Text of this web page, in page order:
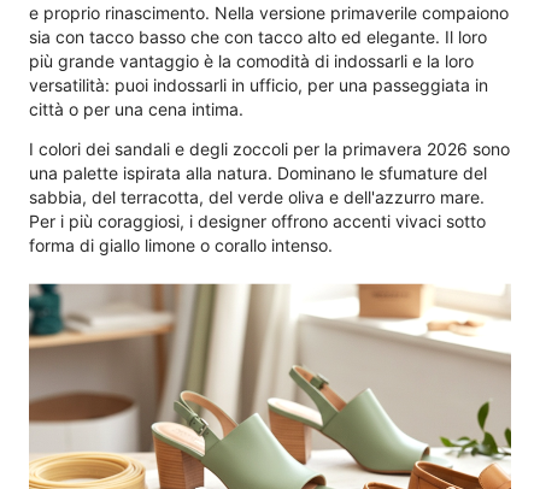
e proprio rinascimento. Nella versione primaverile compaiono
sia con tacco basso che con tacco alto ed elegante. Il loro
più grande vantaggio è la comodità di indossarli e la loro
versatilità: puoi indossarli in ufficio, per una passeggiata in
città o per una cena intima.
I colori dei sandali e degli zoccoli per la primavera 2026 sono
una palette ispirata alla natura. Dominano le sfumature del
sabbia, del terracotta, del verde oliva e dell'azzurro mare.
Per i più coraggiosi, i designer offrono accenti vivaci sotto
forma di giallo limone o corallo intenso.